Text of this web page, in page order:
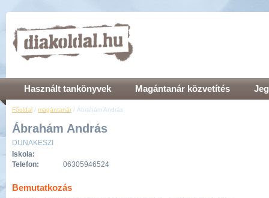
Használt tankönyvek Magántanár közvetítés
Főoldal / magántanár / Ábrahám András
Ábrahám András
DUNAKESZI
Iskola:
Telefon:
06305946524
Bemutatkozás